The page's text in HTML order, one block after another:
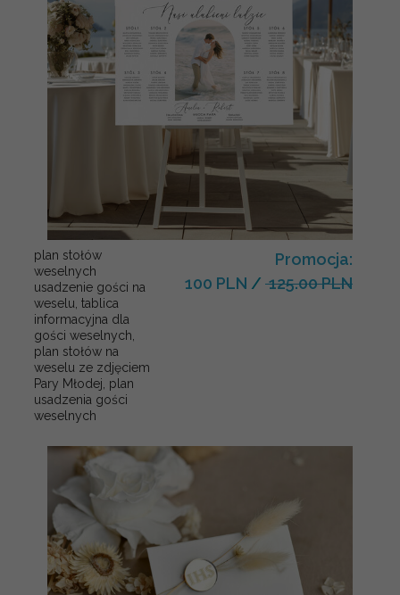
plan stołów
weselnych
usadzenie gości na
weselu, tablica
informacyjna dla
gości weselnych,
plan stołów na
weselu ze zdjęciem
Pary Młodej, plan
usadzenia gości
weselnych
Promocja:
100 PLN / 125.00 PLN